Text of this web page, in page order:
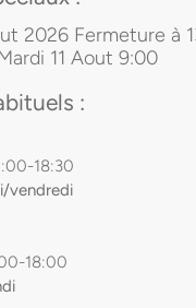
2026 Fermeture à
11 Aout 9:00
:
18:30
vendredi
18:00